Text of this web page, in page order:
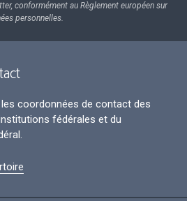
conformément au Règlement européen sur
personnelles.
coordonnées de contact des
fédérales et du